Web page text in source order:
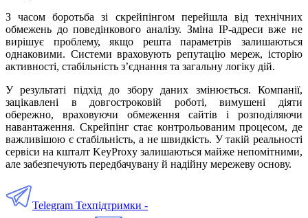
З часом боротьба зі скрейпінгом перейшла від технічних
обмежень до поведінкового аналізу. Зміна IP-адреси вже не
вирішує проблему, якщо решта параметрів залишаються
однаковими. Системи враховують репутацію мереж, історію
активності, стабільність з’єднання та загальну логіку дій.
У результаті підхід до збору даних змінюється. Компанії,
зацікавлені в довгостроковій роботі, вимушені діяти
обережно, враховуючи обмеження сайтів і розподіляючи
навантаження. Скрейпінг стає контрольованим процесом, де
важливішою є стабільність, а не швидкість. У такій реальності
сервіси на кшталт KeyProxy залишаються майже непомітними,
але забезпечують передбачувану й надійну мережеву основу.
Telegram Техпідтримки -